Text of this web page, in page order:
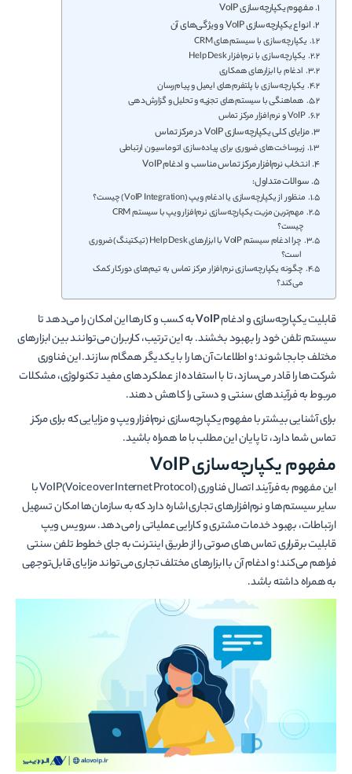
مفهوم یکپارچه‌سازی VoIP
انواع یکپارچه‌سازی VoIP و ویژگی‌های آن
یکپارچه‌سازی با سیستم‌های CRM
یکپارچه‌سازی با نرم‌افزار Help Desk
ادغام با ابزارهای همکاری
یکپارچه‌سازی با پلتفرم‌های ایمیل و پیام‌رسان
هماهنگی با سیستم‌های تجزیه و تحلیل و گزارش‌دهی
VoIP و نرم‌افزار مرکز تماس
مزایای کلی یکپارچه‌سازی VoIP در مرکز تماس
زیرساخت‌های ضروری برای پیاده‌سازی اتوماسیون ارتباطی
انتخاب نرم‌افزار مرکز تماس مناسب و ادغام VoIP
سوالات متداول:
منظور از یکپارچه‌سازی یا ادغام ویپ (VoIP Integration) چیست؟
مهم‌ترین مزیت یکپارچه‌سازی نرم‌افزار ویپ با سیستم CRM
چیست؟
چرا ادغام سیستم VoIP با ابزارهای Help Desk (تیکتینگ) ضروری
است؟
چگونه یکپارچه‌سازی نرم‌افزار مرکز تماس به تیم‌های دورکار کمک
می‌کند؟
قابلیت یکپارچه‌سازی و ادغامVoIPبه کسب و کارها این امکان را می‌دهد تا
سیستم تلفن خود را بهبود بخشند. به این ترتیب، کاربران می‌توانند بین ابزارهای
مختلف جابجا شوند؛ و اطلاعات آن‌ها را با یکدیگر همگام سازند. این فناوری
شرکت‌ها را قادر می‌سازد، تا با استفاده از عملکردهای مفید تکنولوژی، مشکلات
مربوط به فرآیندهای سنتی و دستی را کاهش دهند.
برای آشنایی بیشتر با مفهوم یکپارچه‌سازی نرم‌افزار ویپ و مزایایی که برای مرکز
تماس شما دارد، تا پایان این مطلب با ما همراه باشید.
مفهوم یکپارچه‌سازی VoIP
این مفهوم به فرآیند اتصال فناوری VoIP(Voice over Internet Protocol) با
سایر سیستم‌ها و نرم‌افزارهای تجاری اشاره دارد که به سازمان‌ها امکان تسهیل
ارتباطات، بهبود خدمات مشتری و کارایی عملیاتی را می‌دهد. سرویس‌ ویپ
قابلیت برقراری تماس‌های صوتی را از طریق اینترنت به جای خطوط تلفن سنتی
فراهم می‌کند؛ و ادغام آن با ابزارهای مختلف تجاری می‌تواند مزایای قابل‌توجهی
به همراه داشته باشد.